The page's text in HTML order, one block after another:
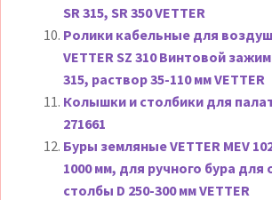
SR 315, SR 350 VETTER
Ролики кабельные для
VETTER SZ 310 Винтовой зажим
315, раствор 35-110 мм VETTER
Колышки и столбики для
271661
Буры земляные VETTER MEV
1000 мм, для ручного бура для
столбы D 250-300 мм VETTER